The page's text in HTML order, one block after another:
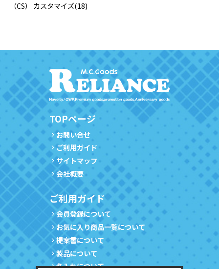
（CS） カスタマイズ(18)
TOPページ
お問い合せ
ご利用ガイド
サイトマップ
会社概要
ご利用ガイド
会員登録について
お気に入り商品一覧について
提案書について
製品について
名入れについて